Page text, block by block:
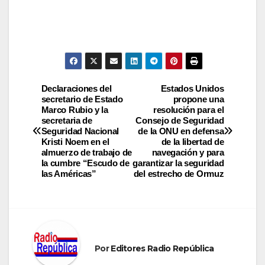
Navegación
de
entradas
Estados Unidos
propone una
resolución para el
Consejo de Seguridad
de la ONU en defensa
de la libertad de
navegación y para
garantizar la seguridad
del estrecho de Ormuz
Declaraciones del
secretario de Estado
Marco Rubio y la
secretaria de
Seguridad Nacional
Kristi Noem en el
almuerzo de trabajo de
la cumbre “Escudo de
las Américas”
PorEditores Radio República